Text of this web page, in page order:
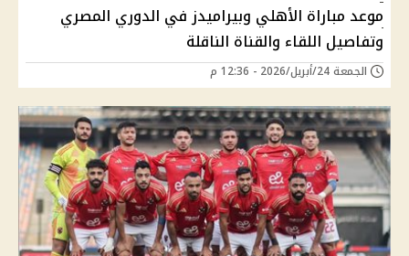
موعد مباراة الأهلي وبيراميدز في الدوري المصري
وتفاصيل اللقاء والقناة الناقلة
الجمعة 24/أبريل/2026 - 12:36 م